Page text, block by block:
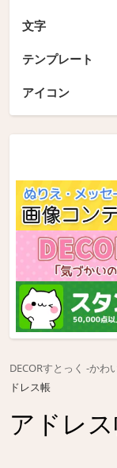
文字
テンプレート
アイコン
DECORすとっく -か
ドレス帳
アドレ